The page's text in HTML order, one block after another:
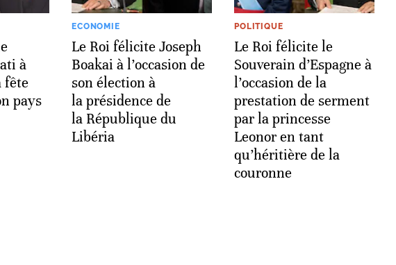
à
fête
pays
ECONOMIE
Le Roi félicite Joseph
Boakai à l’occasion de
son élection à
la présidence de
la République du
Libéria
POLITIQUE
Le Roi félicite le
Souverain d’Espagne à
l’occasion de la
prestation de serment
par la princesse
Leonor en tant
qu’héritière de la
couronne